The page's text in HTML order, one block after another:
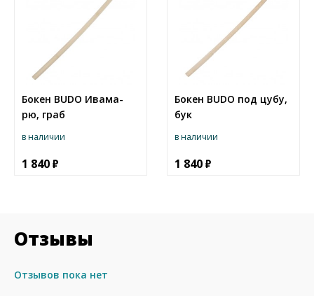
Бокен BUDO Ивама-
рю, граб
в наличии
1 840
Бокен BUDO под цубу,
бук
в наличии
1 840
Отзывы
Отзывов пока нет